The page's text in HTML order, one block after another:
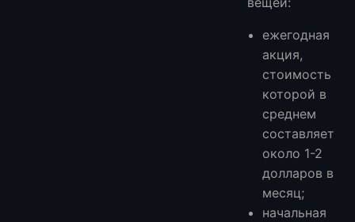
ежегодная
акция,
стоимость
которой в
среднем
составляет
около 1-2
долларов в
месяц;
начальная